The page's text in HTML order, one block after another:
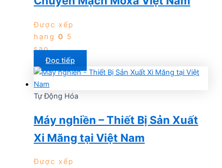
Được xếp
hạng 0 5
sao
Đọc tiếp
Tự Động Hóa
Máy nghiền – Thiết Bị Sản Xuất
Xi Măng tại Việt Nam
Được xếp